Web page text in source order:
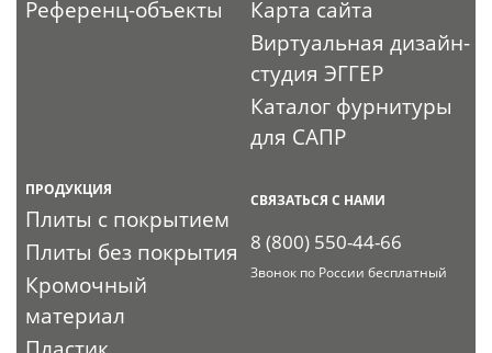
Референц-объекты
Карта сайта
Виртуальная дизайн-
студия ЭГГЕР
Каталог фурнитуры
для САПР
ПРОДУКЦИЯ
Плиты с покрытием
Плиты без покрытия
Кромочный
материал
СВЯЗАТЬСЯ С НАМИ
8 (800) 550-44-66
Звонок по России бесплатный